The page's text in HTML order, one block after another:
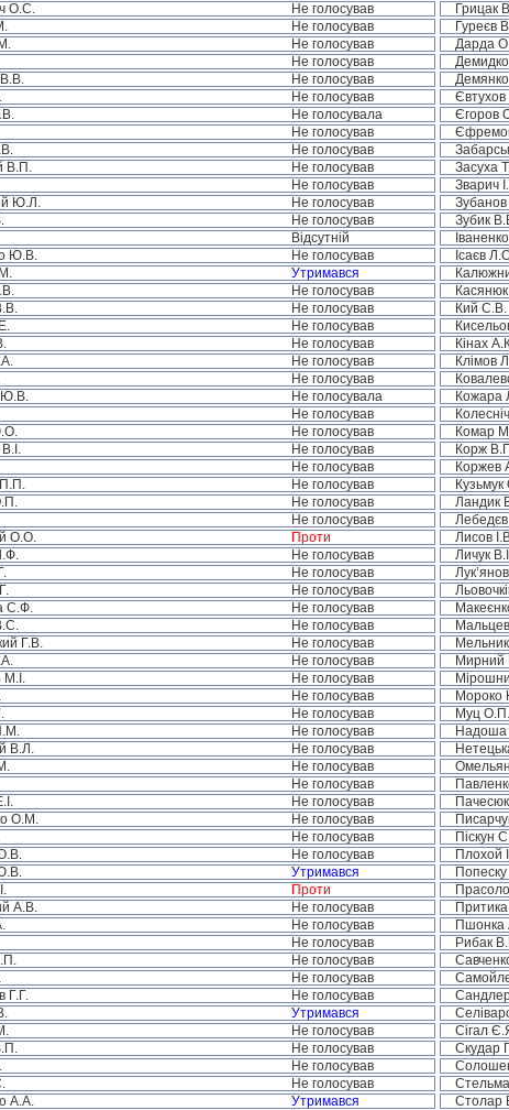
О.С.
Не голосував Грицак
Не голосував Гуреєв
Не голосував Дарда
Не голосував
Не голосував
Не голосував Євтухов
Не голосувала Єгоров
Не голосував
Не голосував
В.П.
Не голосував Засуха
Не голосував Зварич
Ю.Л.
Не голосував
Не голосував Зубик
Відсутній
Ю.В.
Не голосував Ісаєв
Утримався
Не голосував
Не голосував Кий С.В.
Не голосував
Не голосував Кінах
Не голосував Клімов
Не голосував
Ю.В.
Не голосувала Кожара
Не голосував
Не голосував Комар
Не голосував Корж
Не голосував Коржев
П.П.
Не голосував Кузьмук
Не голосував Ландик
Не голосував
О.О.
Проти Лисов
Не голосував Личук
Не голосував
Не голосував
С.Ф.
Не голосував
Не голосував
Г.В.
Не голосував
Не голосував Мирний
М.І.
Не голосував
Не голосував
Не голосував Муц О.П.
Не голосував
В.Л.
Не голосував
Не голосував
Не голосував
Не голосував
О.М.
Не голосував
Не голосував Піскун
Не голосував Плохой
Утримався Попеску
Проти
А.В.
Не голосував
Не голосував Пшонка
Не голосував Рибак
Не голосував
Не голосував
Г.Г.
Не голосував
Утримався
Не голосував Сігал
Не голосував Скудар
Не голосував
Не голосував
А.А.
Утримався Столар